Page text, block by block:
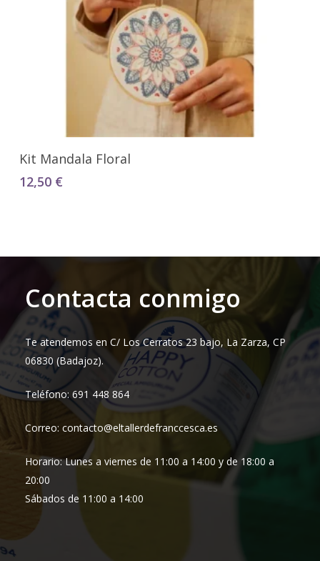
Añadir Al Carrito
Kit Mandala Floral
12,50 €
Contacta conmigo
Te atendemos en C/ Los Cerratos 23 bajo, La Zarza, CP
06830 (Badajoz).
Teléfono: 691 448 864
Correo: contacto@eltallerdefranccesca.es
Horario: Lunes a viernes de 11:00 a 14:00 y de 18:00 a
20:00
Sábados de 11:00 a 14:00